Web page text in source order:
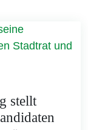
stellt